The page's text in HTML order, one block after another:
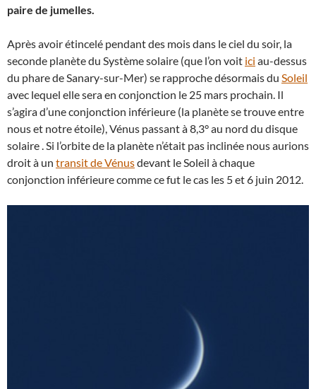
paire de jumelles.
Après avoir étincelé pendant des mois dans le ciel du soir, la
seconde planète du Système solaire (que l’on voit ici au-dessus
du phare de Sanary-sur-Mer) se rapproche désormais du Soleil
avec lequel elle sera en conjonction le 25 mars prochain. Il
s’agira d’une conjonction inférieure (la planète se trouve entre
nous et notre étoile), Vénus passant à 8,3° au nord du disque
solaire . Si l’orbite de la planète n’était pas inclinée nous aurions
droit à un transit de Vénusdevant le Soleil à chaque
conjonction inférieure comme ce fut le cas les 5 et 6 juin 2012.